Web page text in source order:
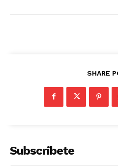
SHARE
Subscribete